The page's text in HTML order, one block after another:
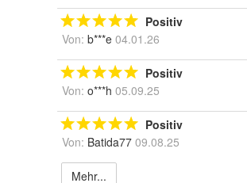
Positiv
Von: b***e 04.01.26
Positiv
Von: o***h 05.09.25
Positiv
Von: Batida77 09.08.25
Mehr...